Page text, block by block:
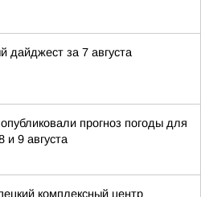
дайджест за 7 августа
прогноз погоды для
и 9 августа
комплексный центр